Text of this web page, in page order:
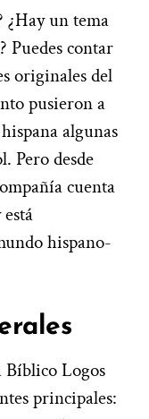
¿Hay un tema
Puedes contar
originales del
pusieron a
algunas
Pero desde
cuenta
hispano-
Bíblico Logos
principales: